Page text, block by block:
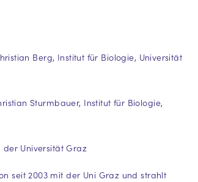
Berg, Institut für Biologie, Universität
Sturmbauer, Institut für Biologie,
der Universität Graz
seit 2003 mit der Uni Graz und strahlt